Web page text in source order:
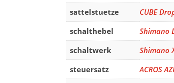
sattelstuetze
CUBE
schalthebel
Shimano
schaltwerk
Shimano
steuersatz
ACROS